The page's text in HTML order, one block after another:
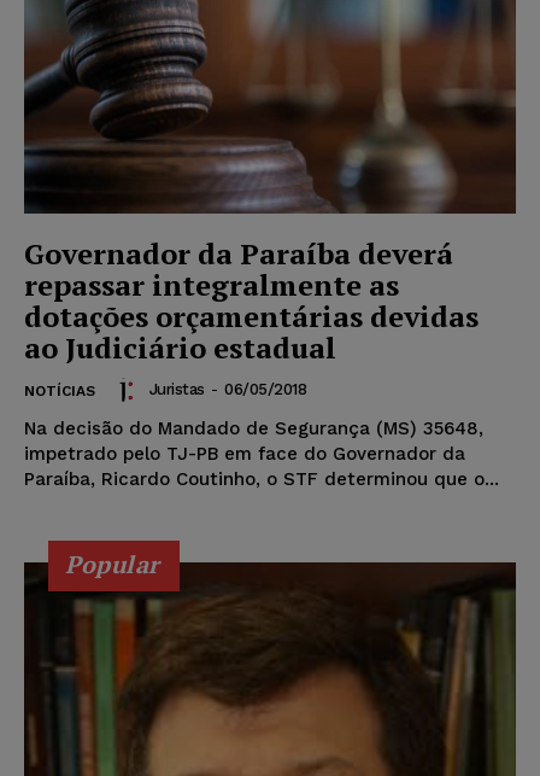
Governador da Paraíba deverá
repassar integralmente as
dotações orçamentárias devidas
ao Judiciário estadual
NOTÍCIAS Juristas - 06/05/2018
Na decisão do Mandado de Segurança (MS) 35648,
impetrado pelo TJ-PB em face do Governador da
Paraíba, Ricardo Coutinho, o STF determinou que o...
Popular